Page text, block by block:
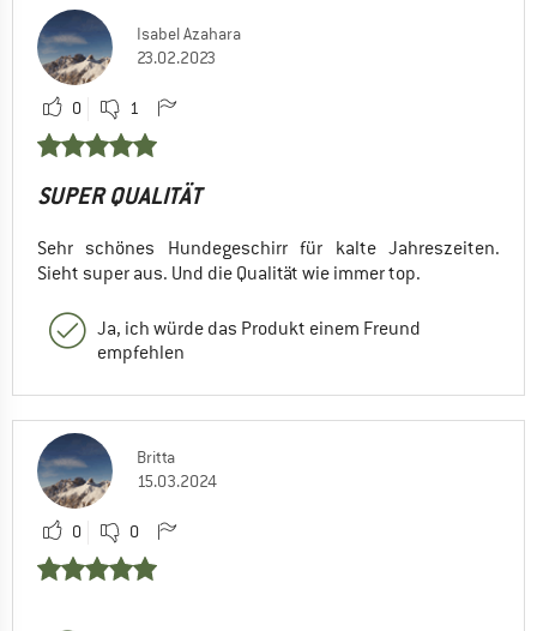
Isabel Azahara
23.02.2023
0 1
SUPER QUALITÄT
Sehr schönes Hundegeschirr für kalte Jahreszeiten.
Sieht super aus. Und die Qualität wie immer top.
Ja, ich würde das Produkt einem Freund
empfehlen
Britta
15.03.2024
0 0